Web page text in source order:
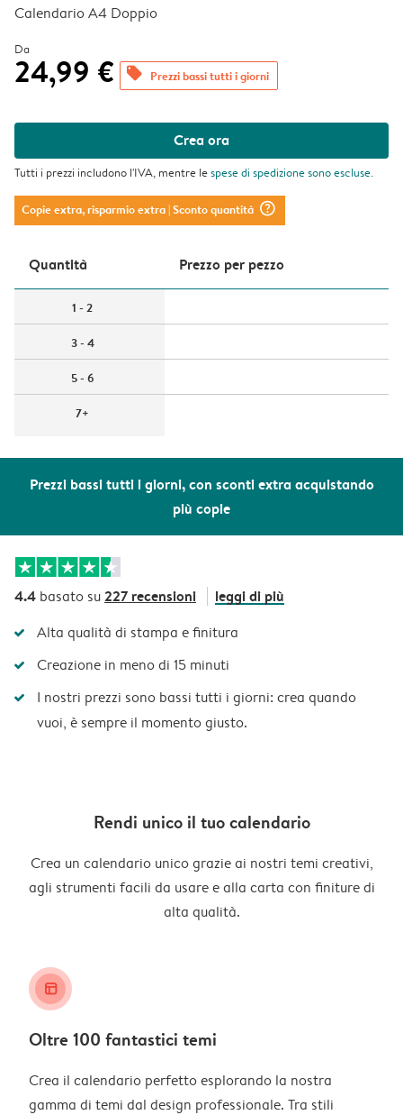
Prezzi bassi tutti i giorni, con sconti extra acquistando
più copie
Calendario A4 Doppio
Da
24,99 € offers Prezzi bassi tutti i giorni
Crea ora
Tutti i prezzi includono l'IVA, mentre lespese di spedizionesono escluse.
Copie extra, risparmio extra| Sconto quantità question_mark_circle
Quantità Prezzo per pezzo
1 - 2
3 - 4
5 - 6
7+
4.4 basato su227 recensioni leggi di più
Alta qualità di stampa e finitura
Creazione in meno di 15 minuti
I nostri prezzi sono bassi tutti i giorni: crea quando
vuoi, è sempre il momento giusto.
Rendi unico il tuo calendario
Crea un calendario unico grazie ai nostri temi creativi,
agli strumenti facili da usare e alla carta con finiture di
alta qualità.
layout_alt
Oltre 100 fantastici temi
Crea il calendario perfetto esplorando la nostra
gamma di temi dal design professionale. Tra stili